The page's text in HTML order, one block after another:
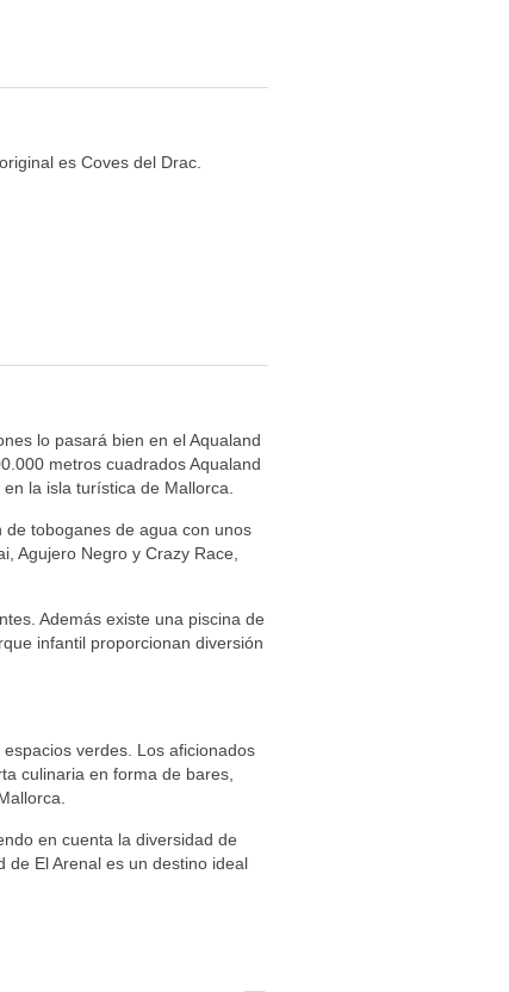
es Coves del Drac.
lo pasará bien en el Aqualand
metros cuadrados Aqualand
la isla turística de Mallorca.
de toboganes de agua con unos
Agujero Negro y Crazy Race,
Además existe una piscina de
infantil proporcionan diversión
verdes. Los aficionados
culinaria en forma de bares,
en cuenta la diversidad de
de El Arenal es un destino ideal